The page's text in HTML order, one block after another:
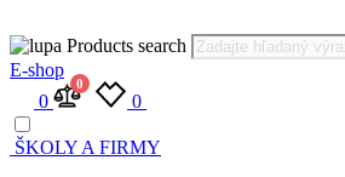
Products search
E-shop
0
0
0
ŠKOLY A FIRMY